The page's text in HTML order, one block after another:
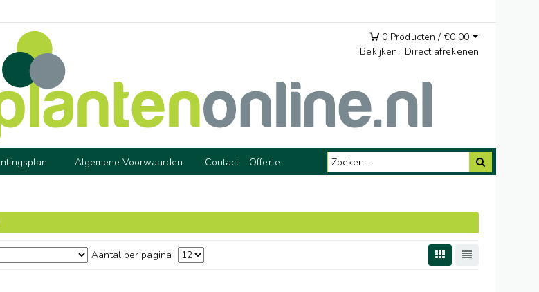
0 Producten /€0,00
Bekijken | Direct afrekenen
Algemene Voorwaarden Contact Offerte
Aantal per pagina